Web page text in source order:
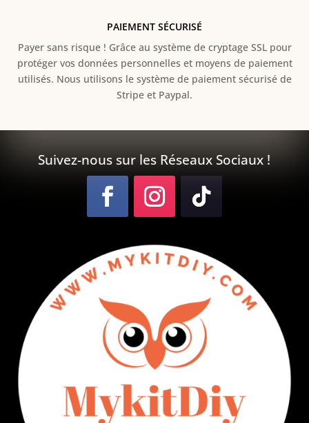
PAIEMENT SÉCURISÉ
Payer sans risque ! Grâce au système de cryptage SSL pour
protéger vos données personnelles et moyens de paiement
utilisés. Nous utilisons le système de paiement sécurisé de
Stripe et Paypal.
Suivez-nous sur les Réseaux Sociaux !